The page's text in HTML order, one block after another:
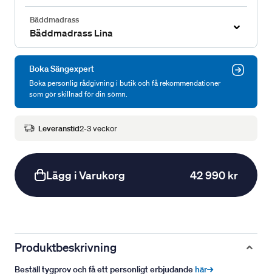
Bäddmadrass
Bäddmadrass Lina
Boka Sängexpert
Boka personlig rådgivning i butik och få rekommendationer
som gör skillnad för din sömn.
Leveranstid2-3 veckor
Lägg i Varukorg 42 990 kr
Produktbeskrivning
Beställ tygprov och få ett personligt erbjudandehär→